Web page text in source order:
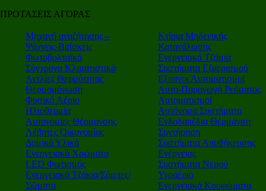
ΠΡΟΤΑΣΕΙΣ ΑΓΟΡΑΣ
Μηχανή αναζήτησης –
Ψάχνεις-Βρίσκεις
Φωτοβολταϊκά
Σύγχρονα Κλιματιστικά
Αντλίες Θερμότητας
Θερμομόνωση
Φυσικό Αέριο
Ηλιοθερμία
Αυτονομίες Θέρμανσης
Λέβητες Οικονομίας
Δομικά Υλικά
Ενεργειακά Χρώματα
LED Φωτισμός
Ενεργειακά Τζάκια/Σόμπες/
Σώματα
Κτίρια Μηδενικής
Κατανάλωσης
Ενεργειακά Τζάμια
Συστήματα Εξαερισμού
Εξυπνοι Αυτοματισμοί
Αυτο-Παραγωγή Ρεύματος
Αυτοματισμοί
Αυτόνομα Συστήματα
Ενδοδαπέδια Θέρμανση
Συντήρηση
Συστήματα Αποθήκευσης
Ενέργειας
Συστήματα Νερού
Υγραέριο
Ενεργειακά Κουφώματα